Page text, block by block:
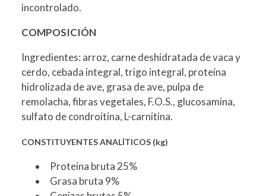
incontrolado.
COMPOSICIÓN
Ingredientes: arroz, carne deshidratada de vaca y
cerdo, cebada integral, trigo integral, proteína
hidrolizada de ave, grasa de ave, pulpa de
remolacha, fibras vegetales, F.O.S., glucosamina,
sulfato de condroitina, L-carnitina.
CONSTITUYENTES ANALÍTICOS (kg)
Proteína bruta 25%
Grasa bruta 9%